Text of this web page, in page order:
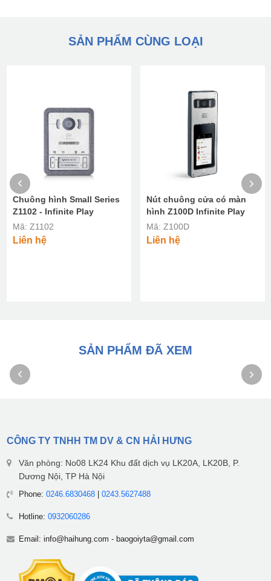
SẢN PHẨM CÙNG LOẠI
Chuông hình Small Series
Z1102 - Infinite Play
Mã: Z1102
Liên hệ
Nút chuông cửa có màn
hình Z100D Infinite Play
Mã: Z100D
Liên hệ
SẢN PHẨM ĐÃ XEM
CÔNG TY TNHH TM DV & CN HẢI HƯNG
Văn phòng: No08 LK24 Khu đất dịch vụ LK20A, LK20B, P.
Dương Nội, TP Hà Nội
Phone: 0246.6830468| 0243.5627488
Hotline: 0932060286
Email: info@haihung.com - baogoiyta@gmail.com